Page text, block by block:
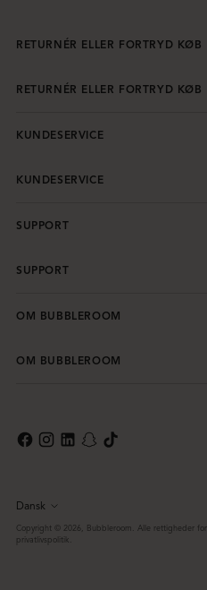
RETURNÉR ELLER FORTRYD KØB
RETURNÉR ELLER FORTRYD KØB
KUNDESERVICE
KUNDESERVICE
SUPPORT
SUPPORT
OM BUBBLEROOM
OM BUBBLEROOM
Sprog
Dansk
Copyright © 2026, Bubbleroom. Alle rettigheder
privatlivspolitik.